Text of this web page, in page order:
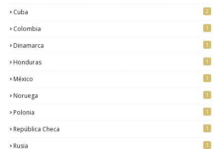
Cuba 2
Colombia 1
Dinamarca 1
Honduras 1
México 1
Noruega 1
Polonia 1
República Checa 1
Rusia 1